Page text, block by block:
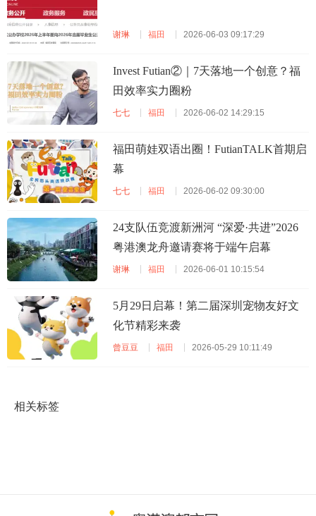
谢琳 福田 2026-06-03 09:17:29
Invest Futian②｜7天落地一个创意？福
田效率实力圈粉
七七 福田 2026-06-02 14:29:15
福田萌娃双语出圈！FutianTALK首期启
幕
七七 福田 2026-06-02 09:30:00
24支队伍竞渡新洲河 “深爱·共进”2026
粤港澳龙舟邀请赛将于端午启幕
谢琳 福田 2026-06-01 10:15:54
5月29日启幕！第二届深圳宠物友好文
化节精彩来袭
曾豆豆 福田 2026-05-29 10:11:49
相关标签